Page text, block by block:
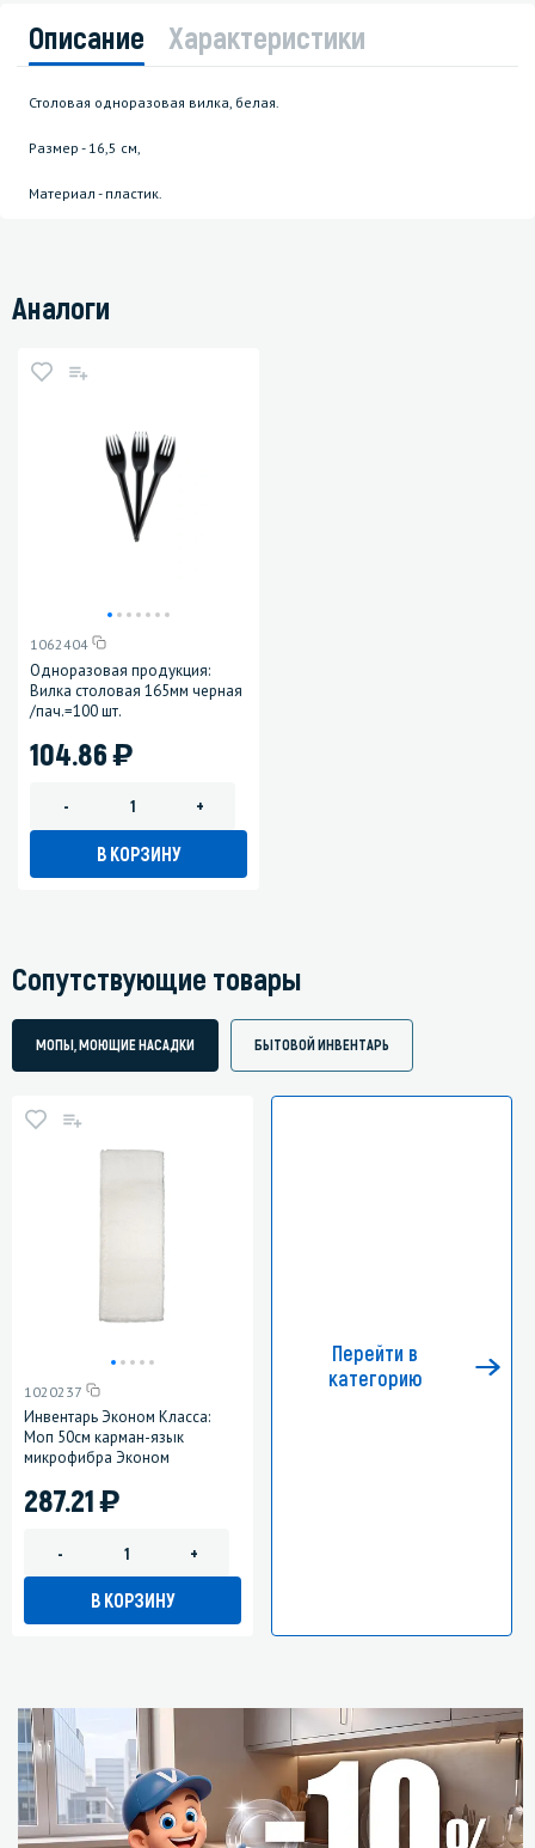
Описание Характеристики
Столовая одноразовая вилка, белая.
Размер - 16,5 см,
Материал - пластик.
Аналоги
1062404
Одноразовая продукция:
Вилка столовая 165мм черная
/пач.=100 шт.
104.86)
- +
В КОРЗИНУ
Сопутствующие товары
МОПЫ, МОЮЩИЕ НАСАДКИ БЫТОВОЙ ИНВЕНТАРЬ
1020237
Инвентарь Эконом Класса:
Моп 50см карман-язык
микрофибра Эконом
287.21)
- +
В КОРЗИНУ
Перейти в
категорию